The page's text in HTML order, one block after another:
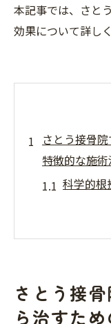
本記事では、さと
効果について詳し
さとう接骨
特徴的な施術
科学的根
個別の
施術後の
さとう接
ら治すた